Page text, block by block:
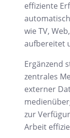
effiziente
wie TV,
aufbereitet
Ergänzend
zentrales
externer
zur
Arbeit